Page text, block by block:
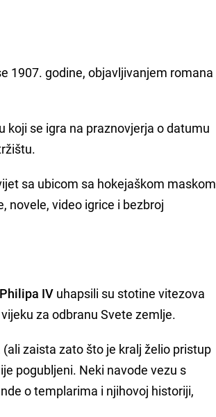
1907. godine, objavljivanjem romana
koji se igra na praznovjerja o datumu
sa ubicom sa hokejaškom maskom
novele, video igrice i bezbroj
Philipa IV uhapsili su stotine vitezova
za odbranu Svete zemlje.
zaista zato što je kralj želio pristup
pogubljeni. Neki navode vezu s
o templarima i njihovoj historiji,